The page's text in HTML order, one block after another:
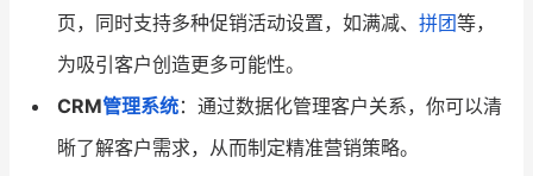
页，同时支持多种促销活动设置，如满减、 拼团等，
为吸引客户创造更多可能性。
CRM管理系统：通过数据化管理客户关系，你可以清
晰了解客户需求，从而制定精准营销策略。